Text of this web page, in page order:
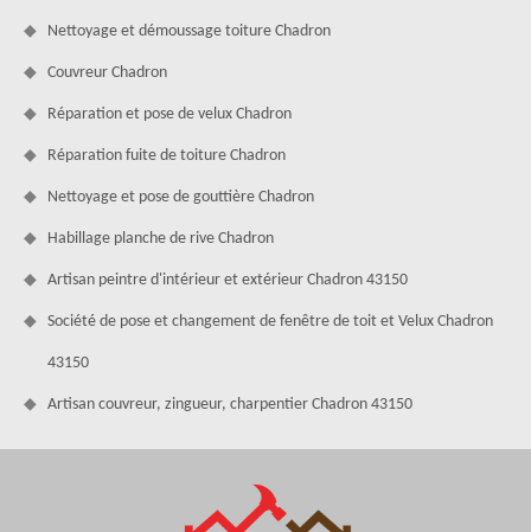
Nettoyage et démoussage toiture Chadron
Couvreur Chadron
Réparation et pose de velux Chadron
Réparation fuite de toiture Chadron
Nettoyage et pose de gouttière Chadron
Habillage planche de rive Chadron
Artisan peintre d'intérieur et extérieur Chadron 43150
Société de pose et changement de fenêtre de toit et Velux Chadron
43150
Artisan couvreur, zingueur, charpentier Chadron 43150